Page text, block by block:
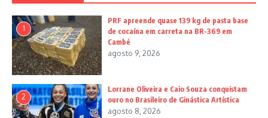
1
PRF apreende quase 139 kg de pasta base
de cocaína em carreta na BR-369 em
Cambé
agosto 9, 2026
2
Lorrane Oliveira e Caio Souza conquistam
ouro no Brasileiro de Ginástica Artística
agosto 8, 2026